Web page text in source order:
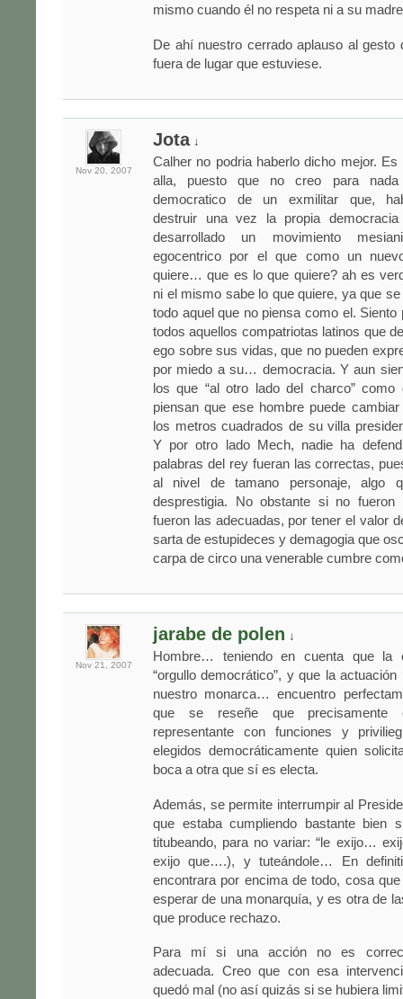
mismo cuando él no respeta ni a su
De ahí nuestro cerrado aplauso al gesto
fuera de lugar que estuviese.
Nov 20, 2007
Jota↓
Calher no podria haberlo dicho mejor.
alla, puesto que no creo para
democratico de un exmilitar que,
destruir una vez la propia
desarrollado un movimiento
egocentrico por el que como un
quiere… que es lo que quiere? ah es
ni el mismo sabe lo que quiere, ya que
todo aquel que no piensa como el. Siento
todos aquellos compatriotas latinos que
ego sobre sus vidas, que no pueden
por miedo a su… democracia. Y aun
los que “al otro lado del charco” como
piensan que ese hombre puede
los metros cuadrados de su villa
Y por otro lado Mech, nadie ha
palabras del rey fueran las correctas,
al nivel de tamano personaje, algo
desprestigia. No obstante si no
fueron las adecuadas, por tener el valor
sarta de estupideces y demagogia que
carpa de circo una venerable cumbre
Nov 21, 2007
jarabe de polen ↓
Hombre… teniendo en cuenta que la
“orgullo democrático”, y que la actuación
nuestro monarca… encuentro
que se reseñe que precisamente
representante con funciones y
elegidos democráticamente quien
boca a otra que sí es electa.
Además, se permite interrumpir al
que estaba cumpliendo bastante bien
titubeando, para no variar: “le exijo…
exijo que….), y tuteándole… En
encontrara por encima de todo, cosa
esperar de una monarquía, y es otra de
que produce rechazo.
Para mí si una acción no es
adecuada. Creo que con esa
quedó mal (no así quizás si se hubiera